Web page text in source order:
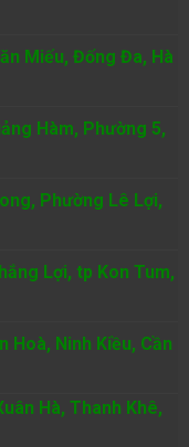
Miếu, Đống Đa, Hà
Hàm, Phường 5,
Phường Lê Lợi,
Lợi, tp Kon Tum,
Hoà, Ninh Kiều, Cần
Hà, Thanh Khê,